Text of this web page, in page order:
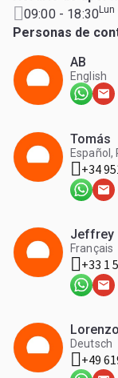
09:00 - 18:30Lun
Personas de
AB
English
Tomás
Español,
+34
Jeffrey
Français
+33 1
Lorenzo
Deutsch
+49